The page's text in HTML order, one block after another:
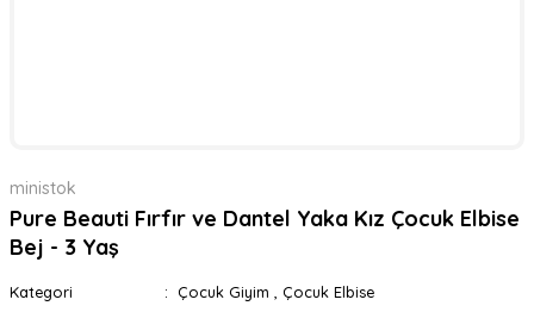
ministok
Pure Beauti Fırfır ve Dantel Yaka Kız Çocuk Elbise
Bej - 3 Yaş
Kategori Çocuk Giyim
Çocuk Elbise